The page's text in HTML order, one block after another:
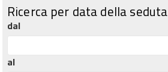
Ricerca per data della seduta
dal
al